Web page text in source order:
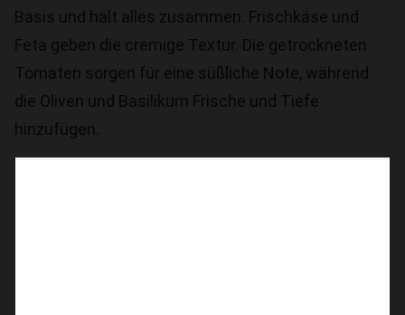
Basis und hält alles zusammen. Frischkäse und
Feta geben die cremige Textur. Die getrockneten
Tomaten sorgen für eine süßliche Note, während
die Oliven und Basilikum Frische und Tiefe
hinzufügen.